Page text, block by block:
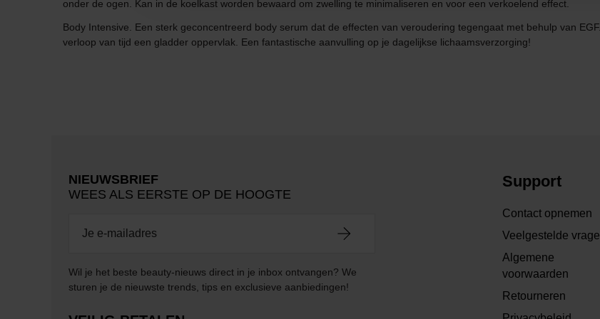
onder de ogen. Kan in de koelkast worden bewaard om zwelling te minimaliseren en voor een verkoelend effect.
Body Intensive. Een sterk geconcentreerd body serum dat de effecten van veroudering tegengaat met behulp van
verloop van tijd een gladder oppervlak. Een fantastische aanvulling op je dagelijkse lichaamsverzorging!
NIEUWSBRIEF
WEES ALS EERSTE OP DE HOOGTE
Wil je het beste beauty-nieuws direct in je inbox ontvangen? We
sturen je de nieuwste trends, tips en exclusieve aanbiedingen!
Support
Contact opnemen
Veelgestelde
Algemene
voorwaarden
Retourneren